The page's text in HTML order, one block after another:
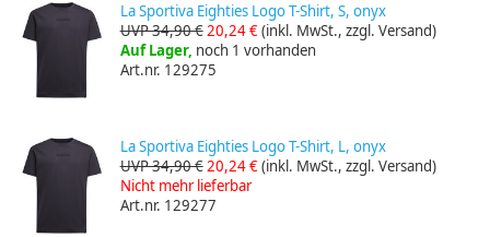
La Sportiva Eighties Logo T-Shirt, S, onyx
UVP 34,90 €20,24 €(inkl. MwSt., zzgl. Versand)
Auf Lager, noch 1 vorhanden
Art.nr. 129275
La Sportiva Eighties Logo T-Shirt, L, onyx
UVP 34,90 € 20,24 €(inkl. MwSt., zzgl. Versand)
Nicht mehr lieferbar
Art.nr. 129277